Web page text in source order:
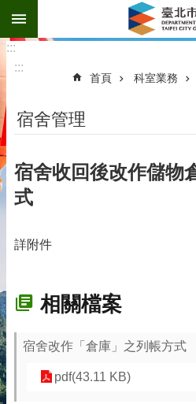
跳到主要內容區塊
:::
:::
首頁 科室業務
宿舍管理
宿舍收回後改作儲物
式
詳附件
相關檔案
宿舍改作「倉庫」之列帳方式
pdf(43.11 KB)